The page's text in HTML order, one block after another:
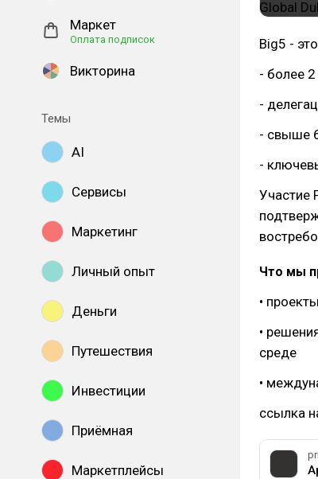
Маркет
Оплата подписок
Викторина
Темы
AI
Сервисы
Маркетинг
Личный опыт
Деньги
Путешествия
Инвестиции
Приёмная
Маркетплейсы
Big5 -
- более
-
- свыше
-
Участие
Что мы
•
•
среде
•
ссылка